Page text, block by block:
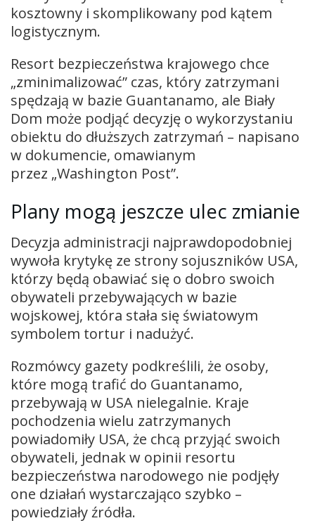
kosztowny i skomplikowany pod kątem
logistycznym.
Resort bezpieczeństwa krajowego chce
„zminimalizować” czas, który zatrzymani
spędzają w bazie Guantanamo, ale Biały
Dom może podjąć decyzję o wykorzystaniu
obiektu do dłuższych zatrzymań – napisano
w dokumencie, omawianym
przez „Washington Post”.
Plany mogą jeszcze ulec zmianie
Decyzja administracji najprawdopodobniej
wywoła krytykę ze strony sojuszników USA,
którzy będą obawiać się o dobro swoich
obywateli przebywających w bazie
wojskowej, która stała się światowym
symbolem tortur i nadużyć.
Rozmówcy gazety podkreślili, że osoby,
które mogą trafić do Guantanamo,
przebywają w USA nielegalnie. Kraje
pochodzenia wielu zatrzymanych
powiadomiły USA, że chcą przyjąć swoich
obywateli, jednak w opinii resortu
bezpieczeństwa narodowego nie podjęły
one działań wystarczająco szybko –
powiedziały źródła.